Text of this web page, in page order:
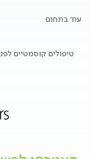
עוד בתחום
טיפולים קוסמטיים